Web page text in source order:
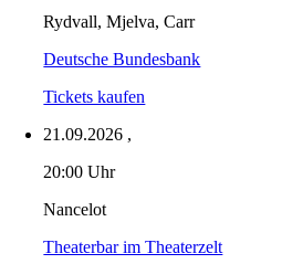
Rydvall, Mjelva, Carr
Deutsche Bundesbank
Tickets kaufen
21.09.2026 ,
20:00 Uhr
Nancelot
Theaterbar im Theaterzelt